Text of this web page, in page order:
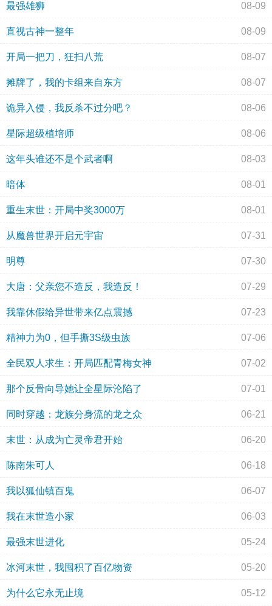
最强雄狮 08-09
直视古神一整年 08-09
开局一把刀，狂扫八荒 08-07
摊牌了，我的卡组来自东方 08-07
诡异入侵，我反杀不过分吧？ 08-06
星际超级植培师 08-06
这年头谁还不是个武者啊 08-03
暗体 08-01
重生末世：开局中奖3000万 08-01
从魔兽世界开启元宇宙 07-31
明尊 07-30
大唐：父亲您不造反，我造反！ 07-29
我靠休假给异世带来亿点震撼 07-23
精神力为0，但手撕3S级虫族 07-06
全民双人求生：开局匹配青梅女神 07-02
那个反骨向导她让全星际沦陷了 07-01
同时穿越：龙族分身流的龙之众 06-21
末世：从成为亡灵帝君开始 06-20
陈南朱可人 06-18
我以狐仙镇百鬼 06-07
我在末世造小家 06-03
最强末世进化 05-24
冰河末世，我囤积了百亿物资 05-20
为什么它永无止境 05-12